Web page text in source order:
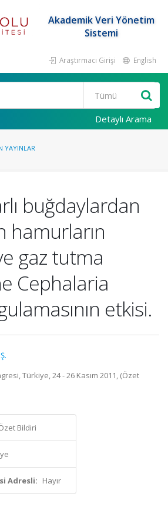
Akademik Veri Yönetim
Sistemi
Araştırmacı Girişi English
Detaylı Arama
YAYINLAR
buğdaylardan
hamurların
gaz tutma
Cephalaria
etkisi.
Türkiye, 24 - 26 Kasım 2011, (Özet
Bildiri
Adresli: Hayır